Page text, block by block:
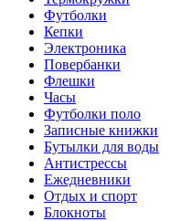
Футболки
Кепки
Электроника
Повербанки
Флешки
Часы
Футболки поло
Записные книжки
Бутылки для воды
Антистрессы
Ежедневники
Отдых и спорт
Блокноты